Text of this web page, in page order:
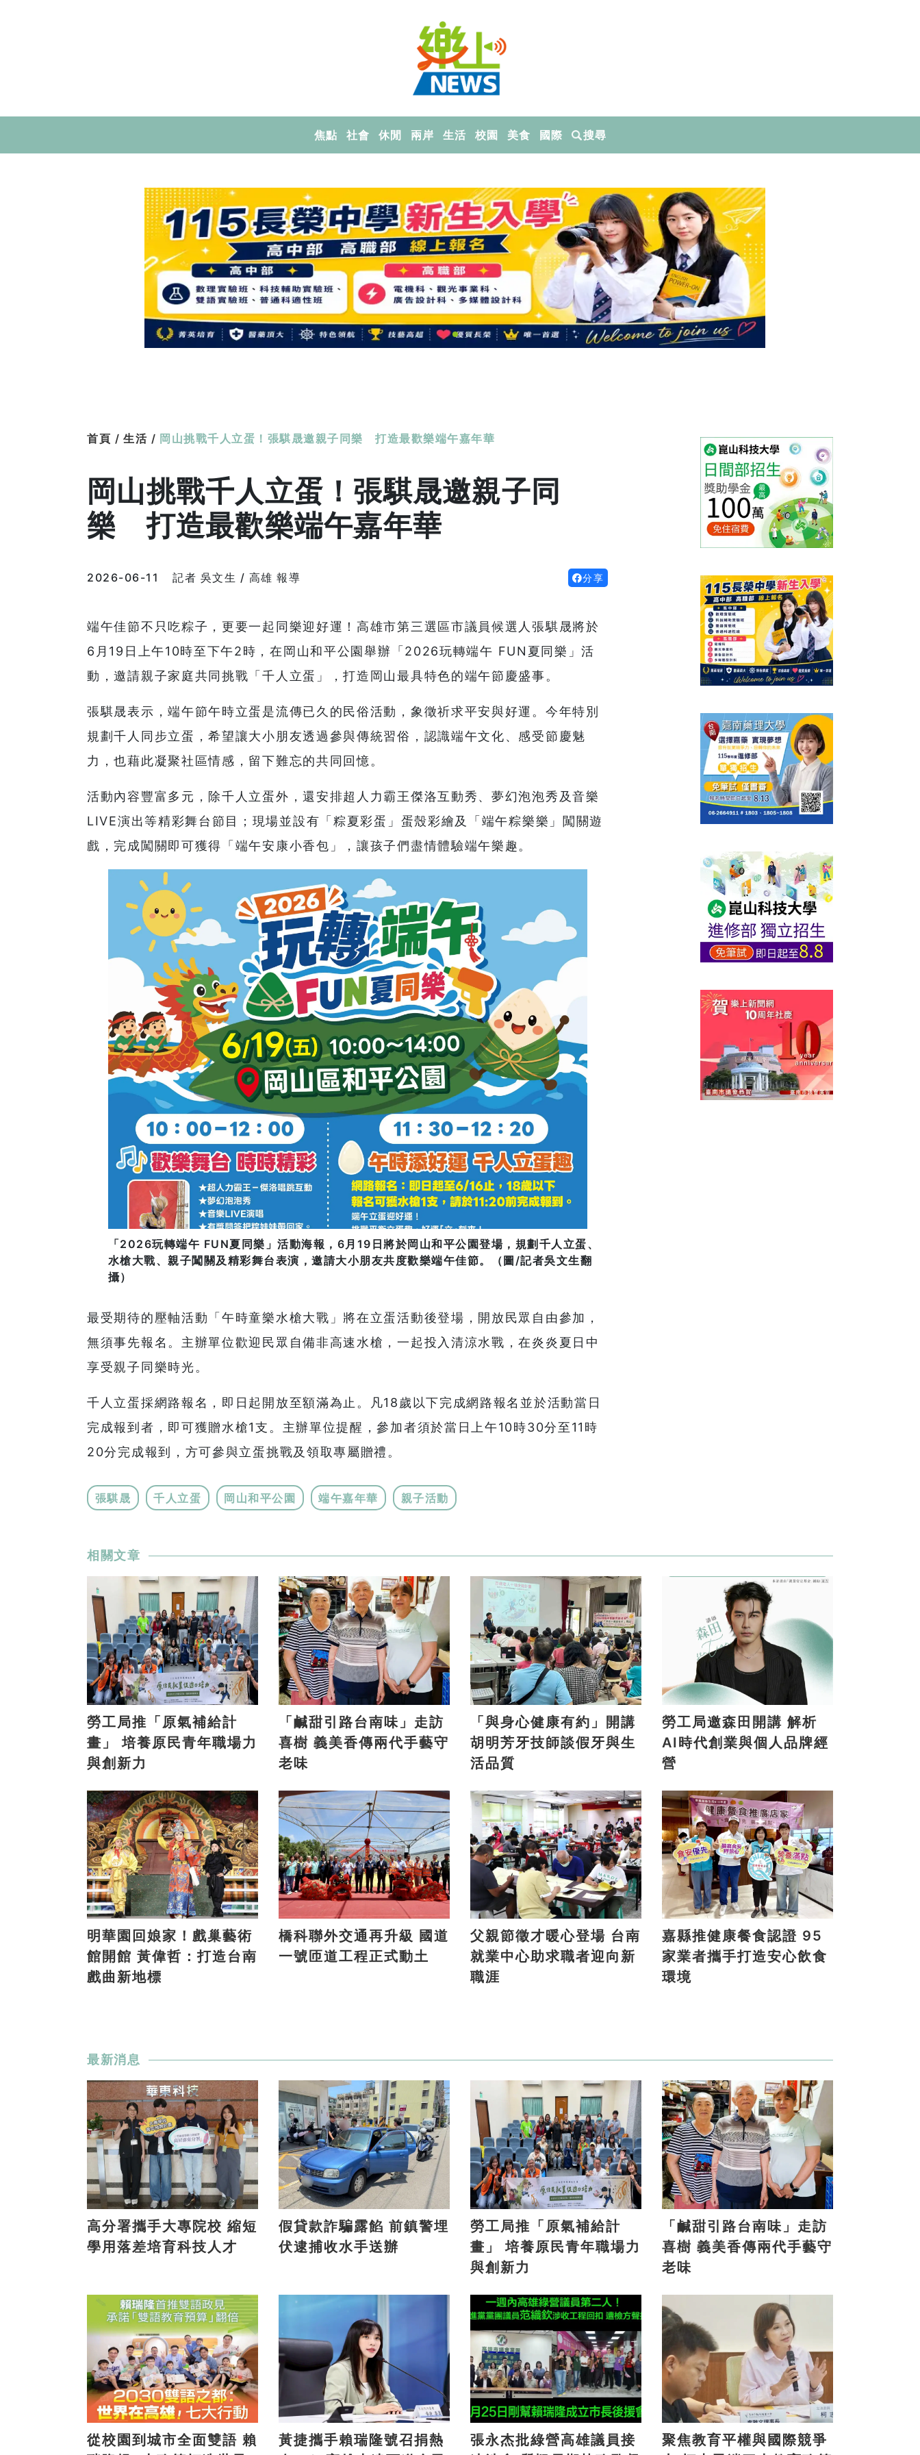
焦點 社會 休閒 兩岸 生活 校園 美食 國際 搜尋
首頁 / 生活 / 岡山挑戰千人立蛋！張騏晟邀親子同樂 打造最歡樂端午嘉年華
岡山挑戰千人立蛋！張騏晟邀親子同
樂 打造最歡樂端午嘉年華
2026-06-11 記者 吳文生 / 高雄 報導 分享
端午佳節不只吃粽子，更要一起同樂迎好運！高雄市第三選區市議員候選人張騏晟將於
6月19日上午10時至下午2時，在岡山和平公園舉辦「2026玩轉端午 FUN夏同樂」活
動，邀請親子家庭共同挑戰「千人立蛋」，打造岡山最具特色的端午節慶盛事。
張騏晟表示，端午節午時立蛋是流傳已久的民俗活動，象徵祈求平安與好運。今年特別
規劃千人同步立蛋，希望讓大小朋友透過參與傳統習俗，認識端午文化、感受節慶魅
力，也藉此凝聚社區情感，留下難忘的共同回憶。
活動內容豐富多元，除千人立蛋外，還安排超人力霸王傑洛互動秀、夢幻泡泡秀及音樂
LIVE演出等精彩舞台節目；現場並設有「粽夏彩蛋」蛋殼彩繪及「端午粽樂樂」闖關遊
戲，完成闖關即可獲得「端午安康小香包」，讓孩子們盡情體驗端午樂趣。
「2026玩轉端午 FUN夏同樂」活動海報，6月19日將於岡山和平公園登場，規劃千人立蛋、
水槍大戰、親子闖關及精彩舞台表演，邀請大小朋友共度歡樂端午佳節。（圖/記者吳文生翻
攝）
最受期待的壓軸活動「午時童樂水槍大戰」將在立蛋活動後登場，開放民眾自由參加，
無須事先報名。主辦單位歡迎民眾自備非高速水槍，一起投入清涼水戰，在炎炎夏日中
享受親子同樂時光。
千人立蛋採網路報名，即日起開放至額滿為止。凡18歲以下完成網路報名並於活動當日
完成報到者，即可獲贈水槍1支。主辦單位提醒，參加者須於當日上午10時30分至11時
20分完成報到，方可參與立蛋挑戰及領取專屬贈禮。
張騏晟 千人立蛋 岡山和平公園 端午嘉年華 親子活動
相關文章
勞工局推「原氣補給計
畫」 培養原民青年職場力
與創新力
「鹹甜引路台南味」走訪
喜樹 義美香傳兩代手藝守
老味
「與身心健康有約」開講
胡明芳牙技師談假牙與生
活品質
勞工局邀森田開講 解析
AI時代創業與個人品牌經
營
明華園回娘家！戲巢藝術
館開館 黃偉哲：打造台南
戲曲新地標
橋科聯外交通再升級 國道
一號匝道工程正式動土
父親節徵才暖心登場 台南
就業中心助求職者迎向新
職涯
嘉縣推健康餐食認證 95
家業者攜手打造安心飲食
環境
最新消息
高分署攜手大專院校 縮短
學用落差培育科技人才
假貸款詐騙露餡 前鎮警埋
伏逮捕收水手送辦
勞工局推「原氣補給計
畫」 培養原民青年職場力
與創新力
「鹹甜引路台南味」走訪
喜樹 義美香傳兩代手藝守
老味
從校園到城市全面雙語 賴
黃捷攜手賴瑞隆號召捐熱
張永杰批綠營高雄議員接
聚焦教育平權與國際競爭